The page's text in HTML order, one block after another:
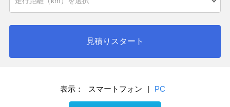
見積りスタート
表示： スマートフォン | PC